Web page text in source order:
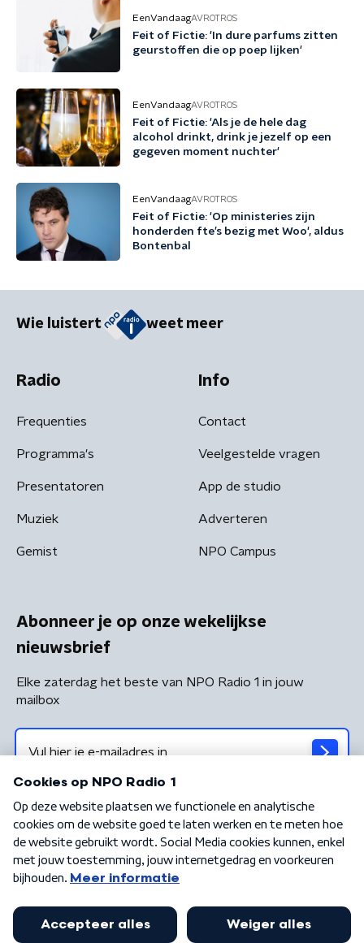
EenVandaagAVROTROS
Feit of Fictie: 'In dure parfums zitten
geurstoffen die op poep lijken'
EenVandaagAVROTROS
Feit of Fictie: 'Als je de hele dag
alcohol drinkt, drink je jezelf op een
gegeven moment nuchter'
EenVandaagAVROTROS
Feit of Fictie: 'Op ministeries zijn
honderden fte’s bezig met Woo', aldus
Bontenbal
Wie luistert weet meer
Radio
Frequenties
Programma's
Presentatoren
Muziek
Gemist
Info
Contact
Veelgestelde vragen
App de studio
Adverteren
NPO Campus
Abonneer je op onze wekelijkse
nieuwsbrief
Elke zaterdag het beste van NPO Radio 1 in jouw
mailbox
Algemene voorwaarden